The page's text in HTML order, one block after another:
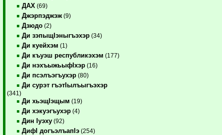
ДАХ (69)
Джэрпэджэж (9)
Дзюдо (2)
Ди зэпыщIэныгъэхэр (34)
Ди куейхэм (1)
Ди къуэш республикэхэм (177)
Ди нэхъыжьыфIхэр (16)
Ди псэлъэгъухэр (80)
Ди сурэт гъэтIылъыгъэхэр
(341)
Ди хьэщIэщым (19)
Ди хэкуэгъухэр (4)
Дин Iуэху (92)
ДифI догъэлъапIэ (254)